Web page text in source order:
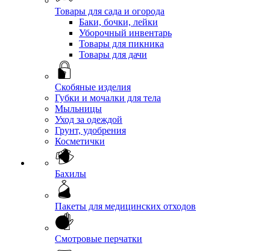
Товары для сада и огорода
Баки, бочки, лейки
Уборочный инвентарь
Товары для пикника
Товары для дачи
Скобяные изделия
Губки и мочалки для тела
Мыльницы
Уход за одеждой
Грунт, удобрения
Косметички
Бахилы
Пакеты для медицинских отходов
Смотровые перчатки